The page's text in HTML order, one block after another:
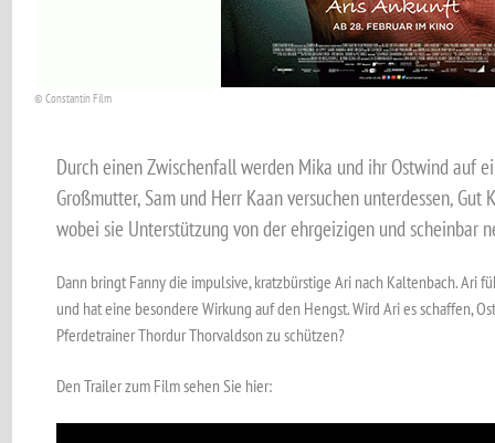
© Constantin Film
Durch einen Zwischenfall werden Mika und ihr Ostwind auf
Großmutter, Sam und Herr Kaan versuchen unterdessen,
wobei sie Unterstützung von der ehrgeizigen und scheinbar
Dann bringt Fanny die impulsive, kratzbürstige Ari nach Kaltenbach. Ari
und hat eine besondere Wirkung auf den Hengst. Wird Ari es schaffen,
Pferdetrainer Thordur Thorvaldson zu schützen?
Den Trailer zum Film sehen Sie hier: